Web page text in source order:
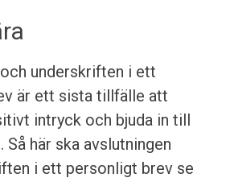
underskriften i ett
är ett sista tillfälle att
intryck och bjuda in till
Så här ska avslutningen
i ett personligt brev se